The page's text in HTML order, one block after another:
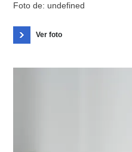
Foto de: undefined
Ver foto